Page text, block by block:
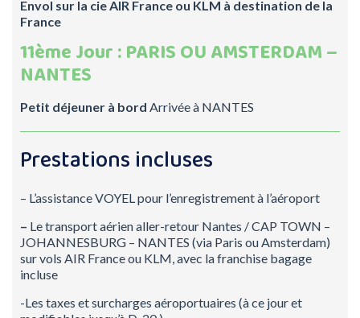
Envol sur la cie AIR France ou KLM à destination de la
France
11ème Jour : PARIS OU AMSTERDAM –
NANTES
Petit déjeuner à bord Arrivée à NANTES
Prestations incluses
– L’assistance VOYEL pour l’enregistrement à l’aéroport
– Le transport aérien aller-retour Nantes / CAP TOWN –
JOHANNESBURG – NANTES (via Paris ou Amsterdam)
sur vols AIR France ou KLM, avec la franchise bagage
incluse
-Les taxes et surcharges aéroportuaires (à ce jour et